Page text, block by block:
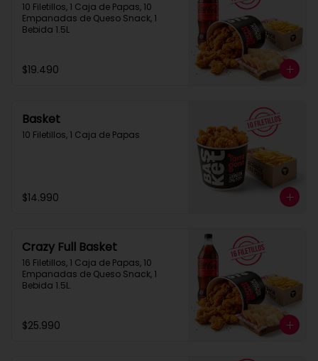
10 Filetillos, 1 Caja de Papas, 10
Empanadas de Queso Snack, 1
Bebida 1.5L
$19.490
Basket
10 Filetillos, 1 Caja de Papas
$14.990
Crazy Full Basket
16 Filetillos, 1 Caja de Papas, 10
Empanadas de Queso Snack, 1
Bebida 1.5L.
$25.990